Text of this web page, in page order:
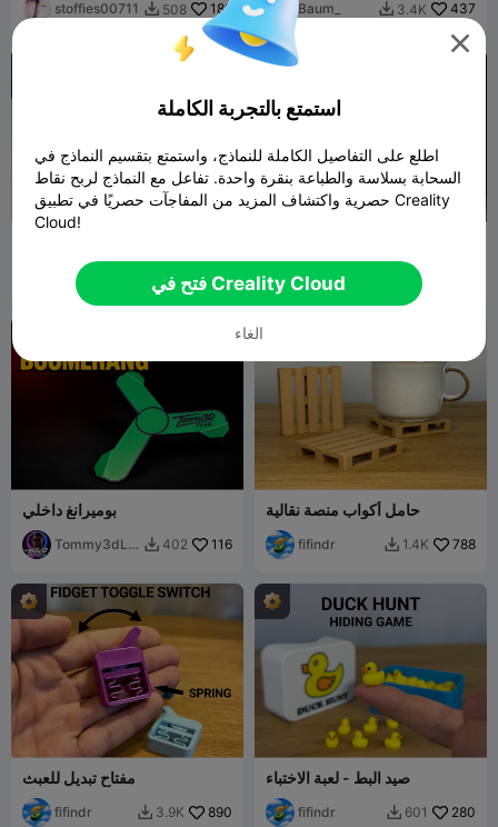
stoffies00711  508 189 Baum_  3.4K 437
fifindr 2.5K 480
ThePoetG
q
14.4K
بوميرانغ داخلي
Tommy3dLa
 402 116
حامل أكواب منصة نقالية
fifindr  1.4K 788
مفتاح تبديل للعبث
fifindr  3.9K 890
صيد البط - لعبة الاختباء
fifindr  601 280

استمتع بالتجربة الكاملة
اطلع على التفاصيل الكاملة للنماذج، واستمتع بتقسيم النماذج في
السحابة بسلاسة والطباعة بنقرة واحدة. تفاعل مع النماذج لربح نقاط
حصرية واكتشاف المزيد من المفاجآت حصريًا في تطبيق Creality
Cloud!
فتح في Creality Cloud
الغاء